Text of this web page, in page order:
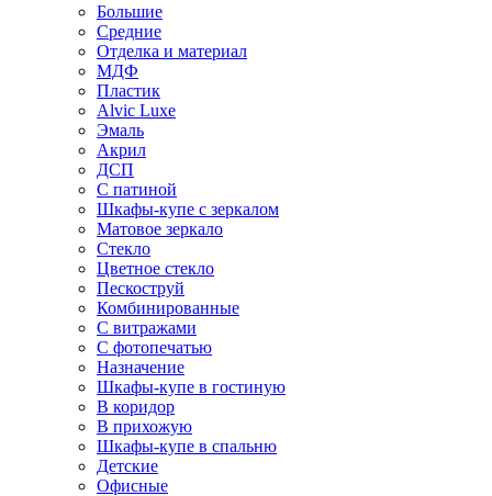
Большие
Средние
Отделка и материал
МДФ
Пластик
Alvic Luxe
Эмаль
Акрил
ДСП
С патиной
Шкафы-купе с зеркалом
Матовое зеркало
Стекло
Цветное стекло
Пескоструй
Комбинированные
С витражами
С фотопечатью
Назначение
Шкафы-купе в гостиную
В коридор
В прихожую
Шкафы-купе в спальню
Детские
Офисные